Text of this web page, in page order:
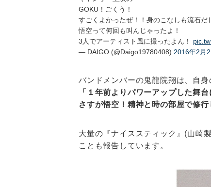
GOKU！ごくう！
すごくよかったぜ！！身のこなしも流石だ
悟空って何回も叫んじゃったよ！
3人でアーティスト風に撮ったよん！
— DAIGO (@Daigo19780408) 2016年2月
バンドメンバーの鬼龍院翔は、自
「１年前よりパワーアップした舞
さすが悟空！精神と時の部屋で修
大量の『ナイススティック』(山崎
ことも報告しています。